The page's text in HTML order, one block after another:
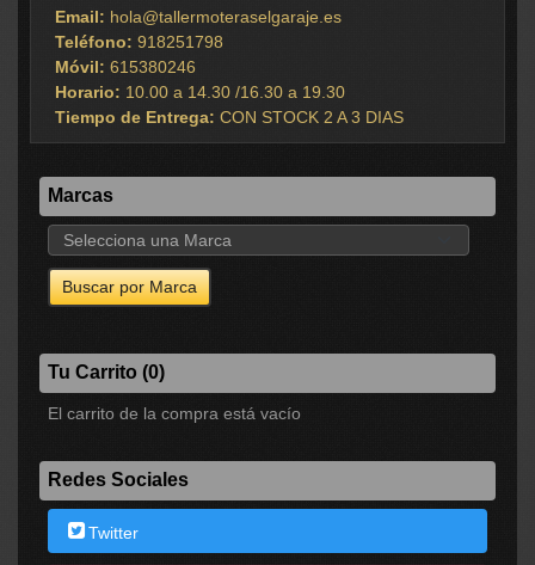
Marcas
Tu Carrito (0)
El carrito de la compra está vacío
Redes Sociales
Twitter
Email: hola@tallermoteraselgaraje.es
Teléfono: 918251798
Móvil: 615380246
Horario: 10.00 a 14.30 /16.30 a 19.30
Tiempo de Entrega: CON STOCK 2 A 3 DIAS